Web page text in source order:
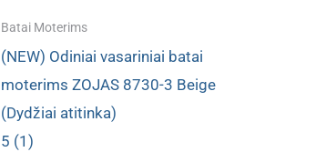
Batai Moterims
(NEW) Odiniai vasariniai batai
moterims ZOJAS 8730-3 Beige
(Dydžiai atitinka)
5 (1)